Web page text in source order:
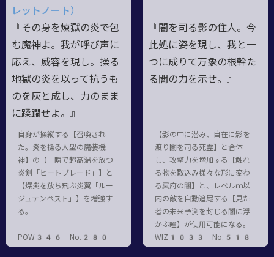
レットノート）
『その身を煉獄の炎で包
む魔神よ。我が呼び声に
応え、威容を現し。操る
地獄の炎を以って抗うも
のを灰と成し、力のまま
に蹂躙せよ。』
自身が操縦する【召喚され
た。炎を操る人型の魔装機
神】の【一瞬で超高温を放つ
炎剣「ヒートブレード」】と
【爆炎を放ち飛ぶ炎翼「ルー
ジュテンペスト」】を増強す
る。
POW346 No.280
『闇を司る影の住人。今
此処に姿を現し、我と一
つに成りて万象の根幹た
る闇の力を示せ。』
【影の中に潜み、自在に影を
渡り闇を司る死霊】と合体
し、攻撃力を増加する【触れ
る物を取込み様々な形に変わ
る冥府の闇】と、レベルｍ以
内の敵を自動追尾する【見た
者の未来予測を封じる闇に浮
かぶ瞳】が使用可能になる。
WIZ1033 No.518